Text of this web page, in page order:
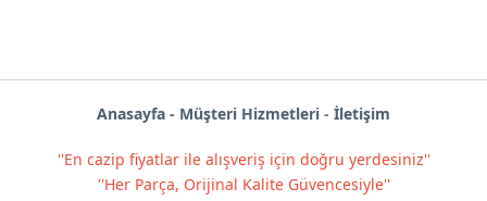
Anasayfa - Müşteri Hizmetleri - İletişim
''En cazip fiyatlar ile alışveriş için doğru yerdesiniz''
''Her Parça, Orijinal Kalite Güvencesiyle''